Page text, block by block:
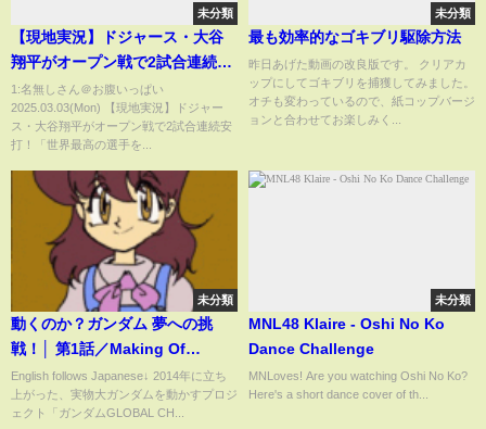
未分類
【現地実況】ドジャース・大谷
翔平がオープン戦で2試合連続安
打！「世界最高の選手を毎日見
られるのは贅沢なこと」
1:名無しさん＠お腹いっぱい
2025.03.03(Mon) 【現地実況】ドジャー
ス・大谷翔平がオープン戦で2試合連続安
打！「世界最高の選手を...
未分類
最も効率的なゴキブリ駆除方法
昨日あげた動画の改良版です。 クリアカ
ップにしてゴキブリを捕獲してみました。
オチも変わっているので、紙コップバージ
ョンと合わせてお楽しみく...
未分類
動くのか？ガンダム 夢への挑
戦！│ 第1話／Making Of
“Moving Gundam” -The Dream
Challenge EP.1 [1/22]
English follows Japanese↓ 2014年に立ち
上がった、実物大ガンダムを動かすプロジ
ェクト「ガンダムGLOBAL CH...
未分類
MNL48 Klaire - Oshi No Ko
Dance Challenge
MNLoves! Are you watching Oshi No Ko?
Here's a short dance cover of th...